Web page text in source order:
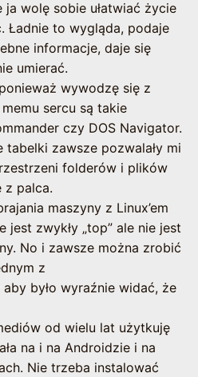
wolę sobie ułatwiać życie
Ładnie to wygląda, podaje
informacje, daje się
umierać.
wywodzę się z
sercu są takie
czy DOS Navigator.
tabelki zawsze pozwalały mi
folderów i plików
z palca.
maszyny z Linux’em
jest zwykły „top” ale nie jest
No i zawsze można zrobić
z
było wyraźnie widać, że
od wielu lat użytkuję
na i na Androidzie i na
Nie trzeba instalować